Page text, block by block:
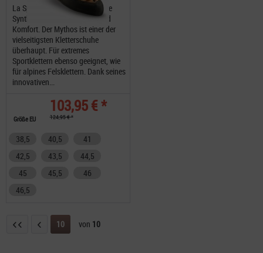
La Sportiva Mythos die perfekte
Synthese aus Performance und
Komfort. Der Mythos ist einer der
vielseitigsten Kletterschuhe
überhaupt. Für extremes
Sportklettern ebenso geeignet, wie
für alpines Felsklettern. Dank seines
innovativen...
103,95 € *
124,95 € *
Größe EU
38,5 40,5
41
42,5
43,5
44,5
45
45,5
46
46,5
10 von 10